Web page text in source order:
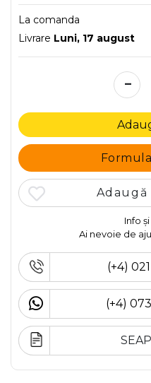
La comanda
Livrare Luni, 17 august
-
Info
Ai nevoie de
(+4)
(+4)